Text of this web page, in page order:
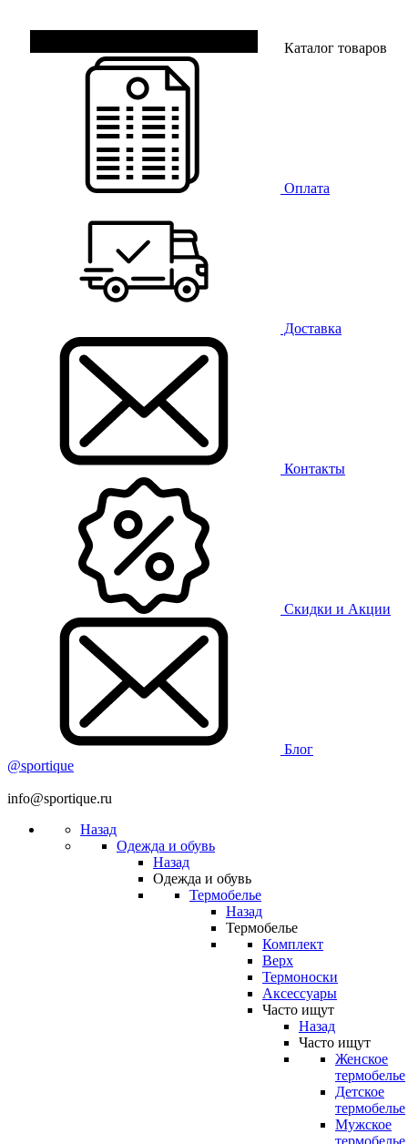
Каталог товаров
Оплата
Доставка
Контакты
Скидки и Акции
Блог
@sportique
info@sportique.ru
Назад
Одежда и обувь
Назад
Одежда и обувь
Термобелье
Назад
Термобелье
Комплект
Верх
Термоноски
Аксессуары
Часто ищут
Назад
Часто ищут
Женское
термобелье
Детское
термобелье
Мужское
термобелье